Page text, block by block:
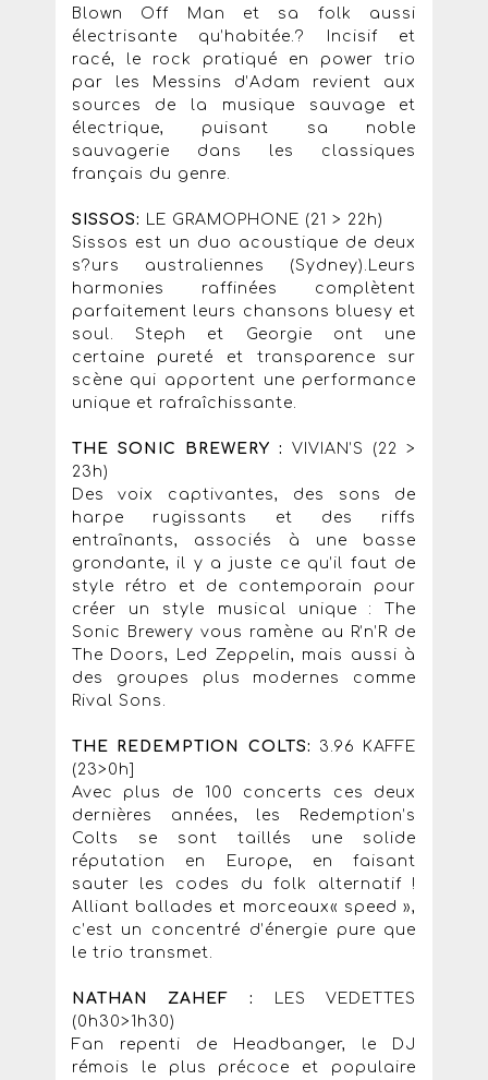
Blown Off Man et sa folk aussi
électrisante qu’habitée.? Incisif et
racé, le rock pratiqué en power trio
par les Messins d’Adam revient aux
sources de la musique sauvage et
électrique, puisant sa noble
sauvagerie dans les classiques
français du genre.
SISSOS: LE GRAMOPHONE (21 > 22h)
Sissos est un duo acoustique de deux
s?urs australiennes (Sydney).Leurs
harmonies raffinées complètent
parfaitement leurs chansons bluesy et
soul. Steph et Georgie ont une
certaine pureté et transparence sur
scène qui apportent une performance
unique et rafraîchissante.
THE SONIC BREWERY :
VIVIAN’S (22 >
23h)
Des voix captivantes, des sons de
harpe rugissants et des riffs
entraînants, associés à une basse
grondante, il y a juste ce qu’il faut de
style rétro et de contemporain pour
créer un style musical unique : The
Sonic Brewery vous ramène au R’n’R de
The Doors, Led Zeppelin, mais aussi à
des groupes plus modernes comme
Rival Sons.
THE REDEMPTION COLTS: 3.96 KAFFE
(23>0h]
Avec plus de 100 concerts ces deux
dernières années, les Redemption’s
Colts se sont taillés une solide
réputation en Europe, en faisant
sauter les codes du folk alternatif !
Alliant ballades et morceaux« speed »,
c’est un concentré d’énergie pure que
le trio transmet.
NATHAN ZAHEF :
LES VEDETTES
(0h30>1h30)
Fan repenti de Headbanger, le DJ
rémois le plus précoce et populaire